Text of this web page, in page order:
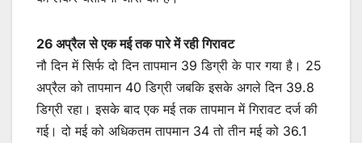
26 अप्रैल से एक मई तक पारे में रही गिरावट
नौ दिन में सिर्फ दो दिन तापमान 39 डिग्री के पार गया है। 25
अप्रैल को तापमान 40 डिग्री जबकि इसके अगले दिन 39.8
डिग्री रहा। इसके बाद एक मई तक तापमान में गिरावट दर्ज की
गई। दो मई को अधिकतम तापमान 34 तो तीन मई को 36.1